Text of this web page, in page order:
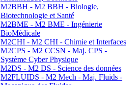
M2BBH - M2 BBH - Biologie,
Biotechnologie et Santé
M2BME - M2 BME - Ingénierie
BioMédicale
M2CHI - M2 CHI - Chimie et Interfaces
M2CPS - M2 CCSN - Maj. CPS -
Système Cyber Physique
M2DS - M2 DS - Science des données
M2FLUIDS - M2 Mech - Maj. Fluids -